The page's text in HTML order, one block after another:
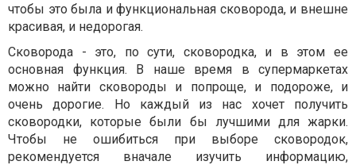
чтобы это была и функциональная сковорода, и внешне
красивая, и недорогая.
Сковорода - это, по сути, сковородка, и в этом ее
основная функция. В наше время в супермаркетах
можно найти сковороды и попроще, и подороже, и
очень дорогие. Но каждый из нас хочет получить
сковородки, которые были бы лучшими для жарки.
Чтобы не ошибиться при выборе сковородок,
рекомендуется вначале изучить информацию,